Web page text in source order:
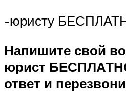
-юристу
Напишите свой
юрист
ответ и